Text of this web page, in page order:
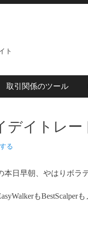
ト
取引関係のツール
デイトレー
る
日早朝、やはりボラ
もBestScalper